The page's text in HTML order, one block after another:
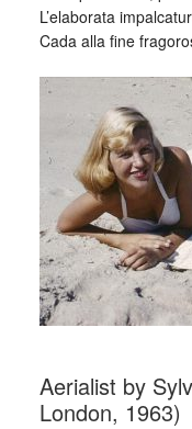
L’elaborata
Cada alla fine
Aerialist by
London, 1963)